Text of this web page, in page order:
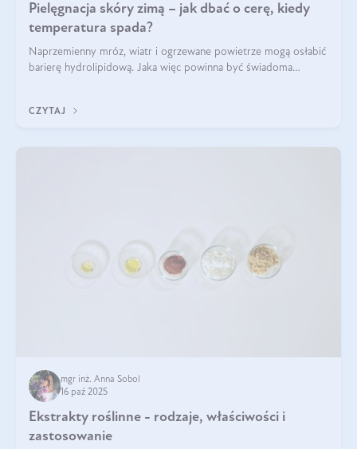
Pielęgnacja skóry zimą – jak dbać o cerę, kiedy
temperatura spada?
Naprzemienny mróz, wiatr i ogrzewane powietrze mogą osłabić
barierę hydrolipidową. Jaka więc powinna być świadoma
CZYTAJ
mgr inż. Anna Sobol
16 paź 2025
Ekstrakty roślinne - rodzaje, właściwości i
zastosowanie